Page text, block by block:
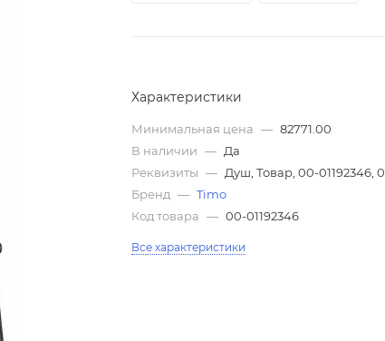
Характеристики
Минимальная цена — 82771.00
В наличии — Да
Реквизиты — Душ, Товар, 00-01192346, 0
Бренд — Timo
Код товара — 00-01192346
Все характеристики